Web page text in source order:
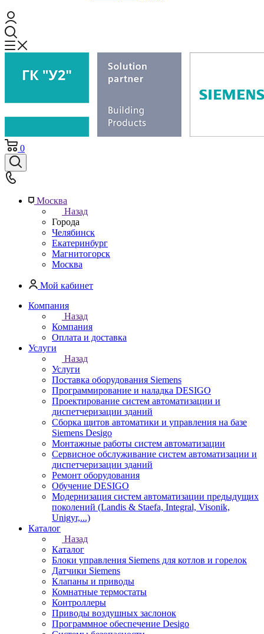
0
Москва
Назад
Города
Челябинск
Екатеринбург
Магнитогорск
Москва
Мой кабинет
Компания
Назад
Компания
Оплата и доставка
Услуги
Назад
Услуги
Поставка оборудования Siemens
Программирование и наладка DESIGO
Проектирование систем автоматизации и
диспетчеризации зданий
Сборка щитов автоматики и управления на базе
Siemens Desigo
Монтажные работы систем автоматизации
Сервисное обслуживание систем автоматизации и
диспетчеризации зданий
Ремонт оборудования
Обучение DESIGO
Модернизация систем автоматизации предыдущих
поколений (Landis & Staefa, Integral, Visonik,
Unigyr,...)
Каталог
Назад
Каталог
Блоки управления Siemens для котлов и горелок
Датчики Siemens
Клапаны и приводы
Комнатные термостаты
Контроллеры
Приводы воздушных заслонок
Программное обеспечение Desigo